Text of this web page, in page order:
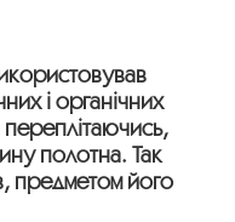
і органічних
полотна. Так
предметом його